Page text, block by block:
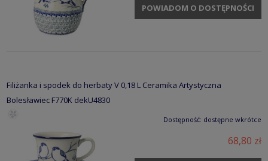
POWIADOM O DOSTĘPNOŚCI
Filiżanka i spodek do herbaty V 0,18 L Ceramika Artystyczna
Bolesławiec F770K dekU4830
Dostępność: dostępne wkrótce
68,80 zł